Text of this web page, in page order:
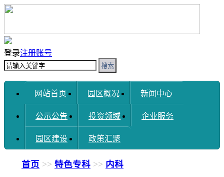
登录注册账号
搜索
网站首页 园区概况 新闻中心
公示公告 投资领域 企业服务
园区建设 政策汇聚
首页 >> 特色专科 >> 内科